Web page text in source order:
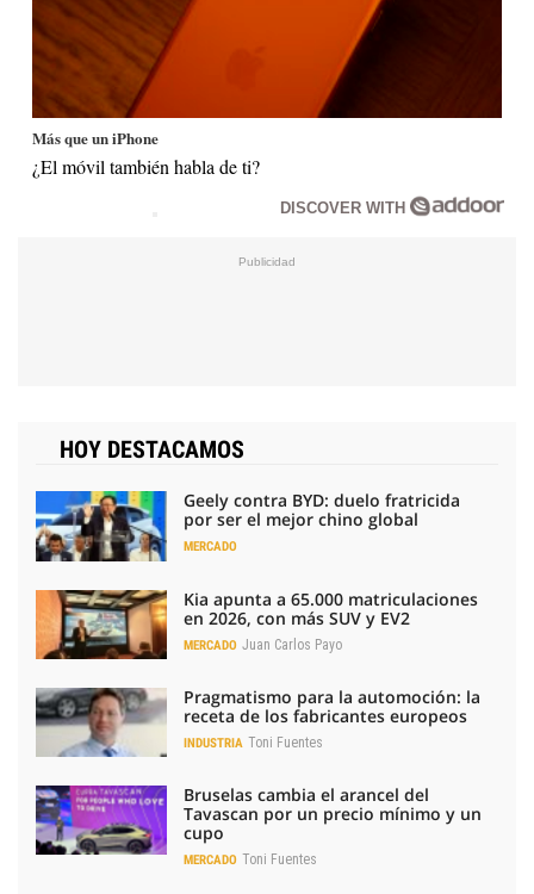
Más que un iPhone
¿El móvil también habla de ti?
DISCOVER WITH
HOY DESTACAMOS
Geely contra BYD: duelo fratricida
por ser el mejor chino global
MERCADO
Kia apunta a 65.000 matriculaciones
en 2026, con más SUV y EV2
MERCADO Juan Carlos Payo
Pragmatismo para la automoción: la
receta de los fabricantes europeos
INDUSTRIA Toni Fuentes
Bruselas cambia el arancel del
Tavascan por un precio mínimo y un
cupo
MERCADO Toni Fuentes